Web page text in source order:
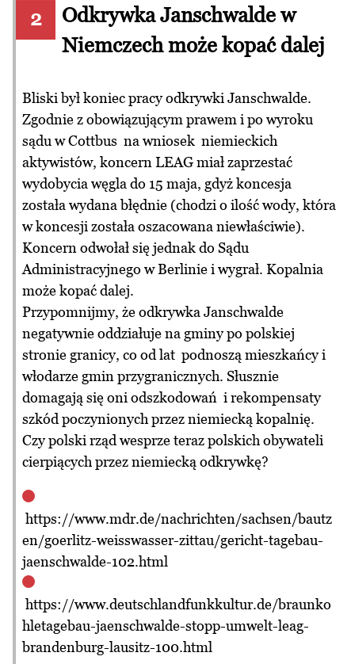
2
Odkrywka Janschwalde w
Niemczech może kopać dalej
Bliski był koniec pracy odkrywki Janschwalde.
Zgodnie z obowiązującym prawem i po wyroku
sądu w Cottbus na wniosek niemieckich
aktywistów, koncern LEAG miał zaprzestać
wydobycia węgla do 15 maja, gdyż koncesja
została wydana błędnie (chodzi o ilość wody, która
w koncesji została oszacowana niewłaściwie).
Koncern odwołał się jednak do Sądu
Administracyjnego w Berlinie i wygrał. Kopalnia
może kopać dalej.
Przypomnijmy, że odkrywka Janschwalde
negatywnie oddziałuje na gminy po polskiej
stronie granicy, co od lat podnoszą mieszkańcy i
włodarze gmin przygranicznych. Słusznie
domagają się oni odszkodowań i rekompensaty
szkód poczynionych przez niemiecką kopalnię.
Czy polski rząd wesprze teraz polskich obywateli
cierpiących przez niemiecką odkrywkę?
https://www.mdr.de/nachrichten/sachsen/bautz
en/goerlitz-weisswasser-zittau/gericht-tagebau-
jaenschwalde-102.html
https://www.deutschlandfunkkultur.de/braunko
hletagebau-jaenschwalde-stopp-umwelt-leag-
brandenburg-lausitz-100.html